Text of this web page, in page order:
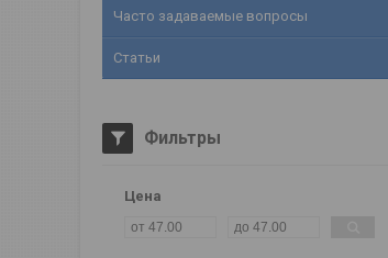
Часто задаваемые вопросы
Статьи
Фильтры
Цена